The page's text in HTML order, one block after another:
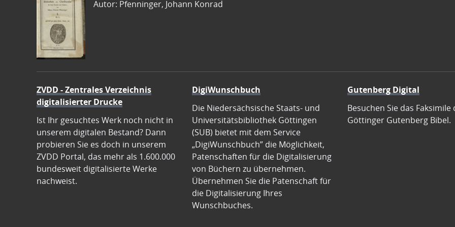
Autor: Pfenninger, Johann Konrad
ZVDD - Zentrales Verzeichnis
digitalisierter Drucke
Ist Ihr gesuchtes Werk noch nicht in
unserem digitalen Bestand? Dann
probieren Sie es doch in unserem
ZVDD Portal, das mehr als 1.600.000
bundesweit digitalisierte Werke
nachweist.
DigiWunschbuch
Die Niedersächsische Staats- und
Universitätsbibliothek Göttingen
(SUB) bietet mit dem Service
„DigiWunschbuch” die Möglichkeit,
Patenschaften für die Digitalisierung
von Büchern zu übernehmen.
Übernehmen Sie die Patenschaft für
die Digitalisierung Ihres
Wunschbuches.
Gutenberg Digital
Besuchen Sie das Faksimile
Göttinger Gutenberg Bibel.